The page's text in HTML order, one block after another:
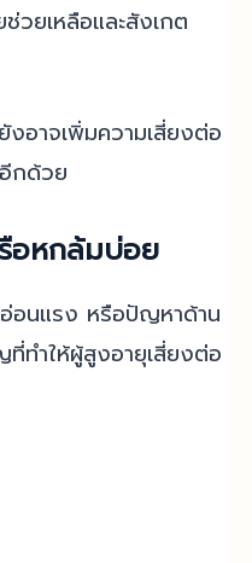
วยเหลือและสังเกต
งอาจเพิ่มความเสี่ยงต่อ
กด้วย
อหกล้มบ่อย
อนแรง หรือปัญหาด้าน
ที่ทำให้ผู้สูงอายุเสี่ยงต่อ